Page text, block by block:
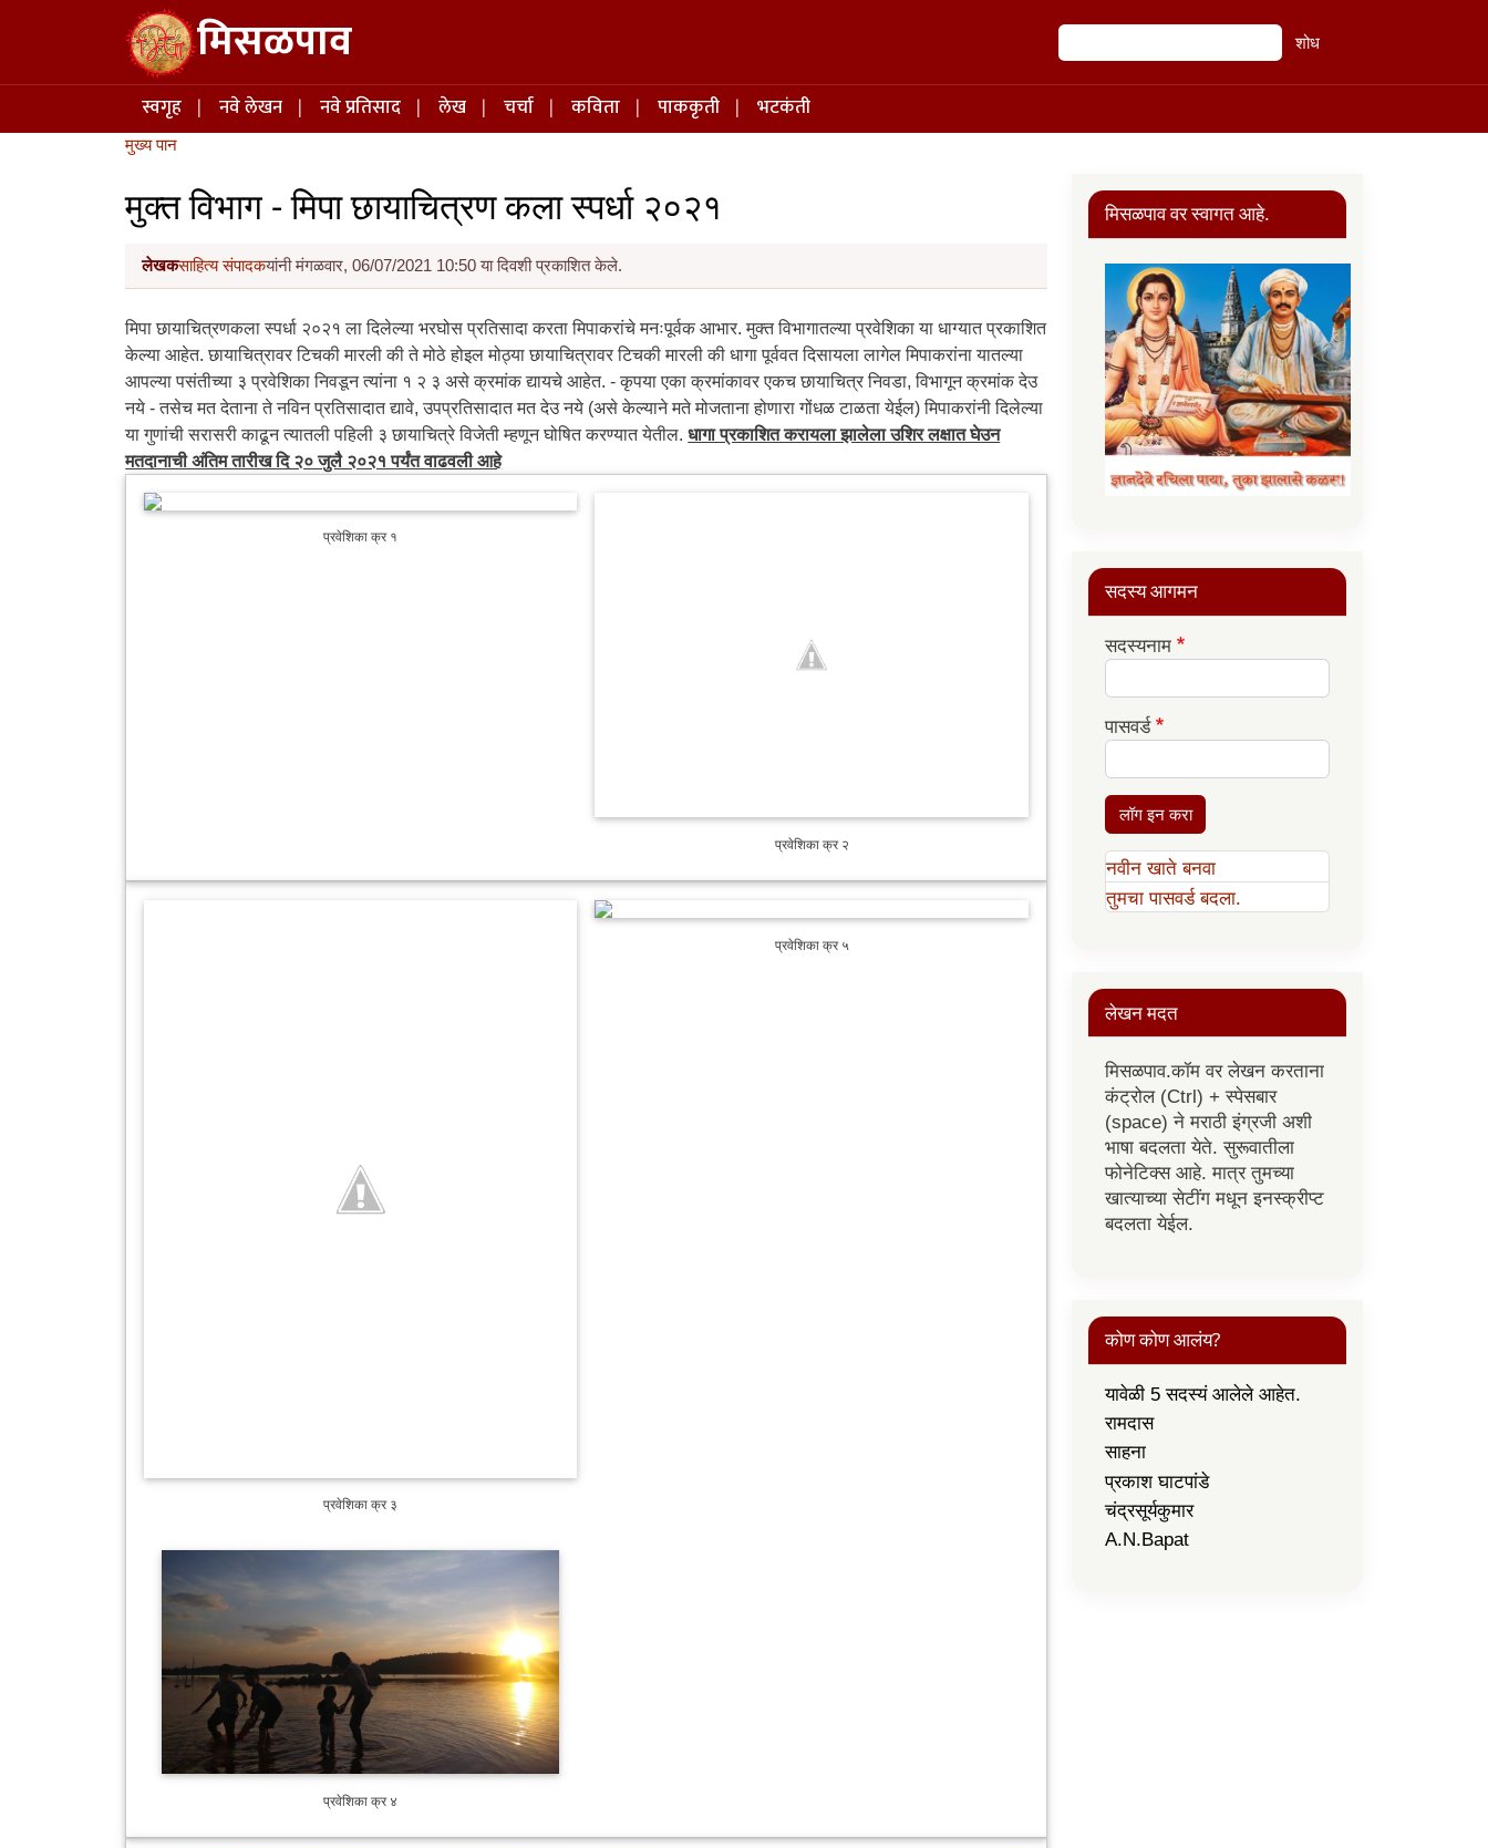
Skip to main content मिसळपाव शोध शोध
Main navigation
स्वगृह नवे लेखन नवे प्रतिसाद लेख चर्चा कविता पाककृती भटकंती
मुख्य पान
मुक्त विभाग - मिपा छायाचित्रण कला स्पर्धा २०२१
लेखकसाहित्य संपादकयांनी मंगळवार, 06/07/2021 10:50 या दिवशी प्रकाशित केले.
मिपा छायाचित्रणकला स्पर्धा २०२१ ला दिलेल्या भरघोस प्रतिसादा करता मिपाकरांचे मनःपूर्वक आभार. मुक्त विभागातल्या प्रवेशिका या धाग्यात प्रकाशित
केल्या आहेत. छायाचित्रावर टिचकी मारली की ते मोठे होइल मोठ्या छायाचित्रावर टिचकी मारली की धागा पूर्ववत दिसायला लागेल मिपाकरांना यातल्या
आपल्या पसंतीच्या ३ प्रवेशिका निवडून त्यांना १ २ ३ असे क्रमांक द्यायचे आहेत. - कृपया एका क्रमांकावर एकच छायाचित्र निवडा, विभागून क्रमांक देउ
नये - तसेच मत देताना ते नविन प्रतिसादात द्यावे, उपप्रतिसादात मत देउ नये (असे केल्याने मते मोजताना होणारा गोंधळ टाळता येईल) मिपाकरांनी दिलेल्या
या गुणांची सरासरी काढून त्यातली पहिली ३ छायाचित्रे विजेती म्हणून घोषित करण्यात येतील.धागा प्रकाशित करायला झालेला उशिर लक्षात घेउन
मतदानाची अंतिम तारीख दि २० जुलै २०२१ पर्यंत वाढवली आहे
प्रवेशिका क्र १
प्रवेशिका क्र २
प्रवेशिका क्र ३
प्रवेशिका क्र ४
प्रवेशिका क्र ५
मिसळपाव वर स्वागत आहे.
सदस्य आगमन
सदस्यनाम
पासवर्ड
लॉग इन करा
नवीन खाते बनवा
तुमचा पासवर्ड बदला.
लेखन मदत
मिसळपाव.कॉम वर लेखन करताना
कंट्रोल (Ctrl) + स्पेसबार
(space) ने मराठी इंग्रजी अशी
भाषा बदलता येते. सुरूवातीला
फोनेटिक्स आहे. मात्र तुमच्या
खात्याच्या सेटींग मधून इनस्क्रीप्ट
बदलता येईल.
कोण कोण आलंय?
यावेळी 5 सदस्यं आलेले आहेत.
रामदास
साहना
प्रकाश घाटपांडे
चंद्रसूर्यकुमार
A.N.Bapat